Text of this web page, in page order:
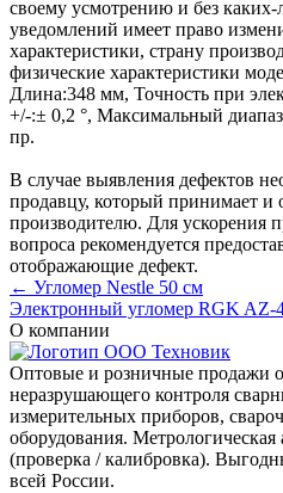
своему усмотрению и без
уведомлений имеет право
характеристики, страну
физические характеристики
Длина:348 мм, Точность при
+/-:± 0,2 °, Максимальный
пр.
В случае выявления дефектов
продавцу, который принимает и
производителю. Для ускорения
вопроса рекомендуется
отображающие дефект.
← Угломер Nestle 50 см
Электронный угломер RGK
О компании
Оптовые и розничные продажи
неразрушающего контроля
измерительных приборов,
оборудования. Метрологическая
(проверка / калибровка).
всей России.